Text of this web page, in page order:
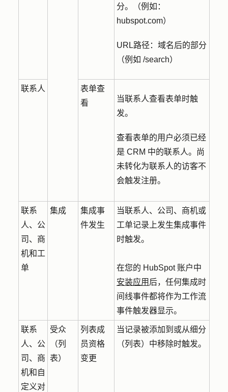
分。（例如：
hubspot.com）
URL路径：域名后的部分
（例如 /search）
联系人
表单查
看
当联系人查看表单时触
发。
查看表单的用户必须已经
是 CRM 中的联系人。尚
未转化为联系人的访客不
会触发注册。
联系
人、公
司、商
机和工
单
集成
集成事
件发生
当联系人、公司、商机或
工单记录上发生集成事件
时触发。
在您的 HubSpot 账户中
安装应用 后，任何集成时
间线事件都将作为工作流
事件触发器显示。
联系
人、公
司、商
机和自
定义对
受众
（列
表）
列表成
员资格
变更
当记录被添加到或从细分
（列表）中移除时触发。